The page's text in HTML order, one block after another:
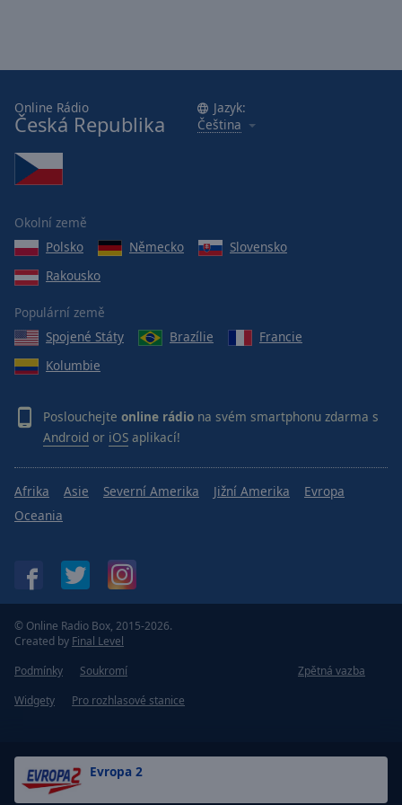
Evropa 2
Online Rádio
Česká Republika
Jazyk:
Čeština
Okolní země
Polsko
Německo
Slovensko
Rakousko
Populární země
Spojené Státy
Brazílie
Francie
Kolumbie
Poslouchejte online rádio na svém smartphonu zdarma s
Android or iOS aplikací!
Afrika Asie Severní Amerika Jižní Amerika
Evropa
Oceania
© Online Radio Box, 2015-2026.
Created by Final Level
Podmínky
Soukromí
Zpětná vazba
Widgety
Pro rozhlasové stanice